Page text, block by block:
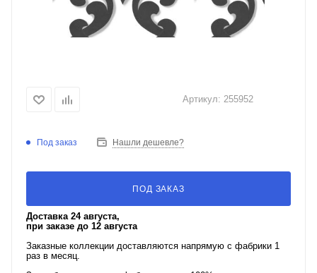
Артикул: 255952
Под заказ Нашли дешевле?
ПОД ЗАКАЗ
Доставка 24 августа,
при заказе до 12 августа
Заказные коллекции доставляются напрямую с фабрики 1
раз в месяц.